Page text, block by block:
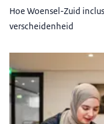
Hoe Woensel-Zuid
verscheidenheid